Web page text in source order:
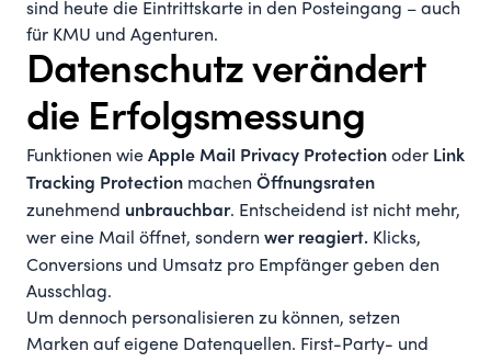
sind heute die Eintrittskarte in den Posteingang – auch
für KMU und Agenturen.
Datenschutz verändert
die Erfolgsmessung
Funktionen wie Apple Mail Privacy Protection oder Link
Tracking Protection machen Öffnungsraten
zunehmend unbrauchbar. Entscheidend ist nicht mehr,
wer eine Mail öffnet, sondern wer reagiert. Klicks,
Conversions und Umsatz pro Empfänger geben den
Ausschlag.
Um dennoch personalisieren zu können, setzen
Marken auf eigene Datenquellen. First-Party- und